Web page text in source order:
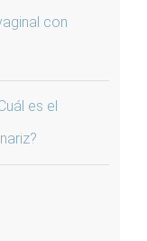
con
es el